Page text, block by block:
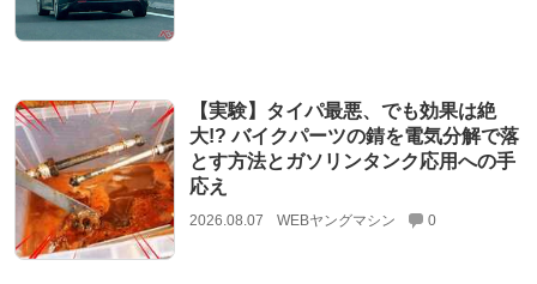
【実験】タイパ最悪、でも効果は絶
大!? バイクパーツの錆を電気分解で落
とす方法とガソリンタンク応用への手
応え
2026.08.07 WEBヤングマシン 0